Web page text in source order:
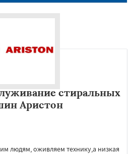
стиральных
Аристон
людям, оживляем технику,а низкая